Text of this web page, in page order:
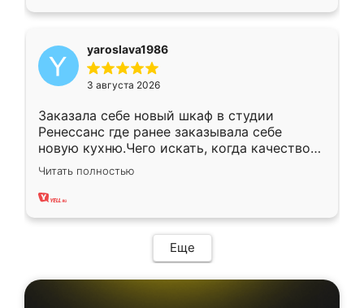
yaroslava1986
3 августа 2026
Заказала себе новый шкаф в студии
Ренессанс где ранее заказывала себе
новую кухню.Чего искать, когда качеством
вполне довольна. Служит кухня уже почти
два года, нареканий нет.
Читать полностью
Еще